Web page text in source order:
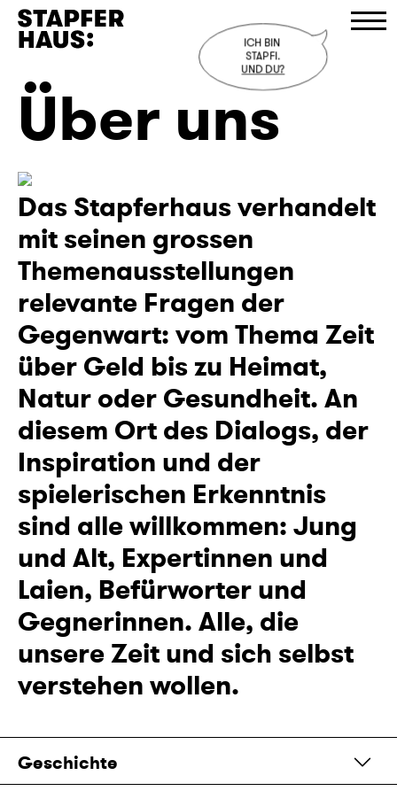
ICH BIN
STAPFI.
UND DU?
Programm
Stapferhaus
Bistro
Shop
D/E/F
Über uns
Das Stapferhaus verhandelt
mit seinen grossen
Themenausstellungen
relevante Fragen der
Gegenwart: vom Thema Zeit
über Geld bis zu Heimat,
Natur oder Gesundheit. An
diesem Ort des Dialogs, der
Inspiration und der
spielerischen Erkenntnis
sind alle willkommen: Jung
und Alt, Expertinnen und
Laien, Befürworter und
Gegnerinnen. Alle, die
unsere Zeit und sich selbst
verstehen wollen.
Geschichte